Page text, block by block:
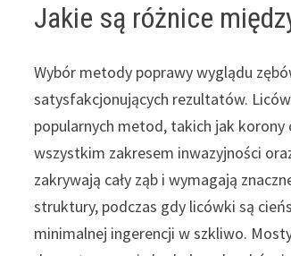
Jakie są różnice
Wybór metody poprawy wyglądu
satysfakcjonujących rezultatów.
popularnych metod, takich jak
wszystkim zakresem inwazyjności
zakrywają cały ząb i wymagają
struktury, podczas gdy licówki są
minimalnej ingerencji w szkliwo.